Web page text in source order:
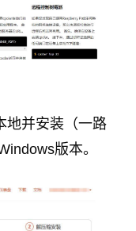
地并安装（一路
版本。